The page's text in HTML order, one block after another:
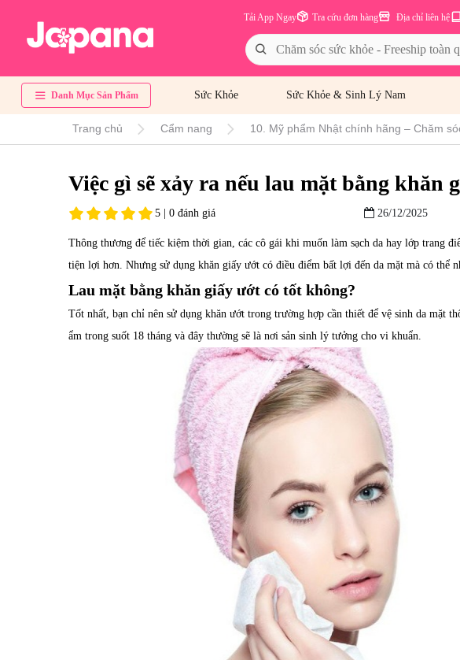
Địa chỉ liên hệ
Tra cứu đơn hàng
Tải App Ngay
Danh Mục Sản Phẩm Sức Khỏe Sức Khỏe & Sinh Lý Nam
Trang chủ Cẩm nang 10. Mỹ phẩm Nhật chính hãng – Chăm
Việc gì sẽ xảy ra nếu lau mặt bằng khăn
5 | 0 đánh giá 26/12/2025
Thông thương để tiếc kiệm thời gian, các cô gái khi muốn làm sạch da hay lớp trang
tiện lợi hơn. Nhưng sử dụng khăn giấy ướt có điều điểm bất lợi đến da mặt mà có thể
Lau mặt bằng khăn giấy ướt có tốt không?
Tốt nhất, bạn chỉ nên sử dụng khăn ướt trong trường hợp cần thiết để vệ sinh da mặt
ẩm trong suốt 18 tháng và đây thường sẽ là nơi sản sinh lý tưởng cho vi khuẩn.